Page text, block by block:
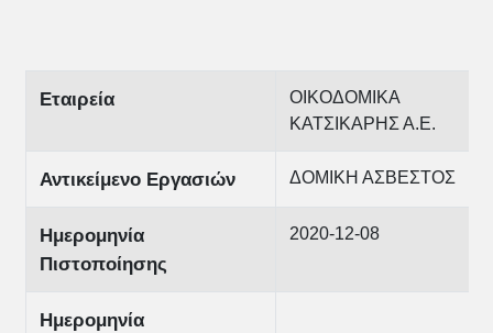
Εταιρεία
ΟΙΚΟΔΟΜΙΚΑ
ΚΑΤΣΙΚΑΡΗΣ Α.Ε.
Αντικείμενο Εργασιών ΔΟΜΙΚΗ ΑΣΒΕΣΤΟΣ
Ημερομηνία
Πιστοποίησης
2020-12-08
Ημερομηνία